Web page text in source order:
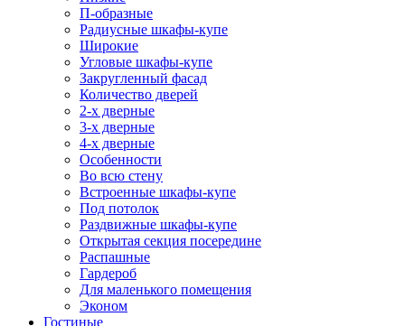
П-образные
Радиусные шкафы-купе
Широкие
Угловые шкафы-купе
Закругленный фасад
Количество дверей
2-х дверные
3-х дверные
4-х дверные
Особенности
Во всю стену
Встроенные шкафы-купе
Под потолок
Раздвижные шкафы-купе
Открытая секция посередине
Распашные
Гардероб
Для маленького помещения
Эконом
Гостиные